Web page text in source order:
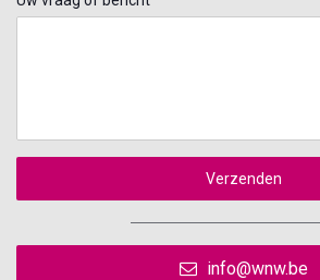
Verzenden
info@wnw.be